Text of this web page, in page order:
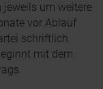
jeweils um weitere
vor Ablauf
schriftlich
mit dem